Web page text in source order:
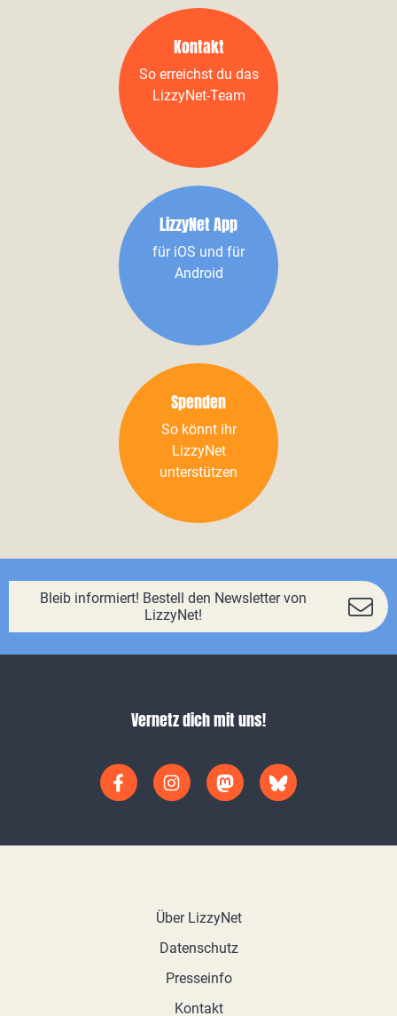
Kontakt
So erreichst du das
LizzyNet-Team
LizzyNet App
für iOS und für
Android
Spenden
So könnt ihr
LizzyNet
unterstützen
Bleib informiert! Bestell den Newsletter von
LizzyNet!
Vernetz dich mit uns!
Über LizzyNet
Datenschutz
Presseinfo
Kontakt